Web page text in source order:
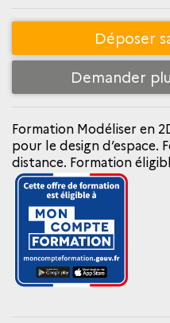
Déposer
Demander
Formation Modéliser en 2D avec le logiciel Autocad
pour le design d’espace.
distance. Formation